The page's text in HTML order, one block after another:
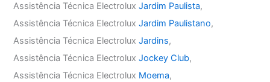
Assistência Técnica ElectroluxJardim Paulista,
Assistência Técnica ElectroluxJardim Paulistano,
Assistência Técnica ElectroluxJardins,
Assistência Técnica ElectroluxJockey Club,
Assistência Técnica Electrolux Moema,